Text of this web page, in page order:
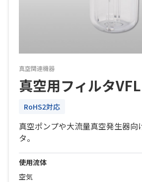
真空関連機器
真空用フィルタVFL
RoHS2対応
真空ポンプや大流量真空発生器向
タ。
使用流体
空気